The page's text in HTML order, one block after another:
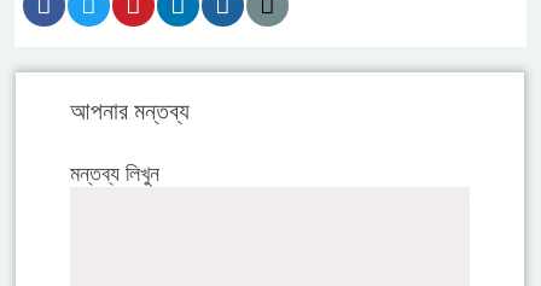
আপনার মন্তব্য
মন্তব্য লিখুন